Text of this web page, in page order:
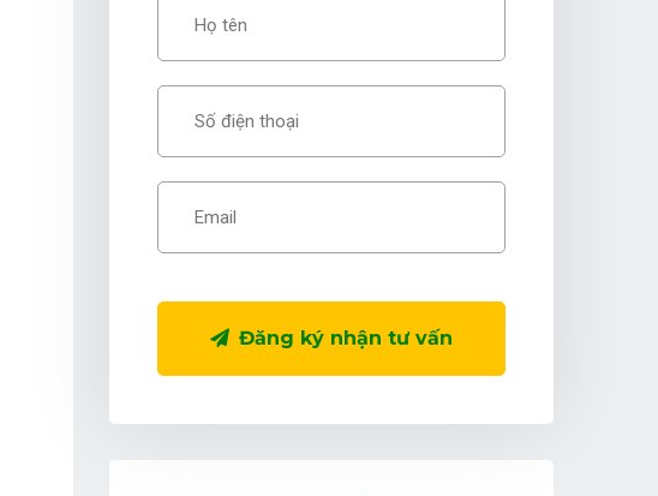
Đăng ký nhận tư vấn